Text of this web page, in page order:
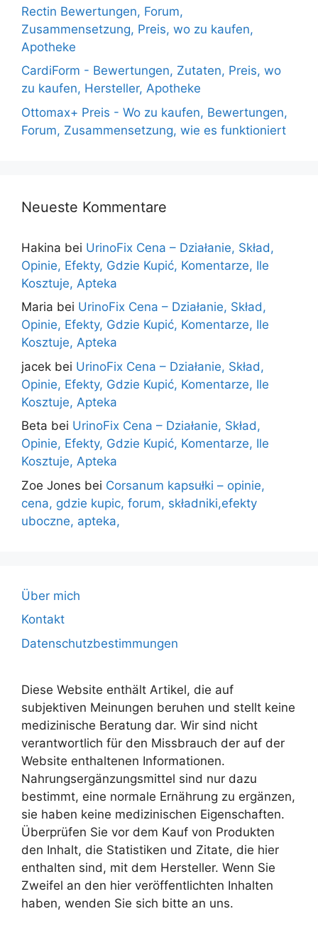
Rectin Bewertungen, Forum,
Zusammensetzung, Preis, wo zu kaufen,
Apotheke
CardiForm - Bewertungen, Zutaten, Preis, wo
zu kaufen, Hersteller, Apotheke
Ottomax+ Preis - Wo zu kaufen, Bewertungen,
Forum, Zusammensetzung, wie es funktioniert
Neueste Kommentare
Hakina bei UrinoFix Cena – Działanie, Skład,
Opinie, Efekty, Gdzie Kupić, Komentarze, Ile
Kosztuje, Apteka
Maria bei UrinoFix Cena – Działanie, Skład,
Opinie, Efekty, Gdzie Kupić, Komentarze, Ile
Kosztuje, Apteka
jacek bei UrinoFix Cena – Działanie, Skład,
Opinie, Efekty, Gdzie Kupić, Komentarze, Ile
Kosztuje, Apteka
Beta bei UrinoFix Cena – Działanie, Skład,
Opinie, Efekty, Gdzie Kupić, Komentarze, Ile
Kosztuje, Apteka
Zoe Jones bei Corsanum kapsułki – opinie,
cena, gdzie kupic, forum, składniki,efekty
uboczne, apteka,
Über mich
Kontakt
Datenschutzbestimmungen
Diese Website enthält Artikel, die auf
subjektiven Meinungen beruhen und stellt keine
medizinische Beratung dar. Wir sind nicht
verantwortlich für den Missbrauch der auf der
Website enthaltenen Informationen.
Nahrungsergänzungsmittel sind nur dazu
bestimmt, eine normale Ernährung zu ergänzen,
sie haben keine medizinischen Eigenschaften.
Überprüfen Sie vor dem Kauf von Produkten
den Inhalt, die Statistiken und Zitate, die hier
enthalten sind, mit dem Hersteller. Wenn Sie
Zweifel an den hier veröffentlichten Inhalten
haben, wenden Sie sich bitte an uns.